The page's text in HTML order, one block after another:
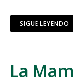
SIGUE LEYENDO
La